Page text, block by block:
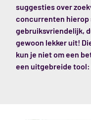
suggesties over
concurrenten hierop
gebruiksvriendelijk,
gewoon lekker uit!
kun je niet om een
een uitgebreide tool: